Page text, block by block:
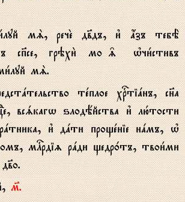
мS, речE дв7дъ, и3 ѓзъ тебЁ
сп7се, грэхи2 мо‰ њчи1стивъ
мS.
тeплое хrтіaнъ, сн7а
всsкагw ѕлодёйства и3 лю1тости
и3 дaти прощeніе нaмъ, њ
млcрдіz рaди щедр0тъ, твои1ми
м7.